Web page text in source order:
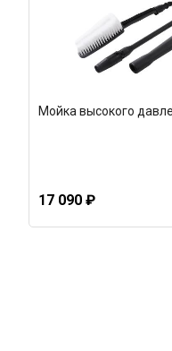
Мойка высокого
17 090 ₽